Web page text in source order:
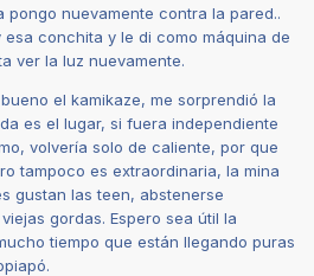
pongo nuevamente contra la pared..
conchita y le di como máquina de
ver la luz nuevamente.
el kamikaze, me sorprendió la
es el lugar, si fuera independiente
volvería solo de caliente, por que
tampoco es extraordinaria, la mina
gustan las teen, abstenerse
gordas. Espero sea útil la
tiempo que están llegando puras